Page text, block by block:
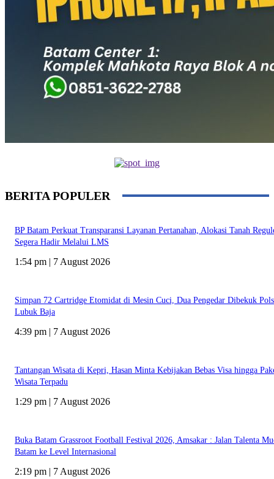
BERITA POPULER
BP Batam Perkuat Transparansi Layanan Pertanahan, Alokasi Tanah
Segera Hadir Melalui LMS
1:54 pm | 7 August 2026
Simpan 72 Cartridge Etomidat di Mesin Cuci, Dua Pengedar Dibekuk
Lubuk Baja
4:39 pm | 7 August 2026
Tantangan Wisata di Kepri, Hasan Minta Kebijakan Bebas Visa hingga
Wisata Terpadu
1:29 pm | 7 August 2026
Buka Batam Grassroot Football Festival 2026, Amsakar : Jalan Talenta
Batam ke Level Internasional
2:19 pm | 7 August 2026